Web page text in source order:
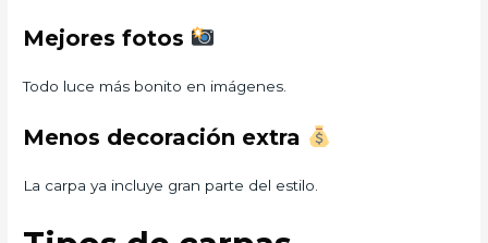
Mejores fotos
Todo luce más bonito en imágenes.
Menos decoración extra
La carpa ya incluye gran parte del estilo.